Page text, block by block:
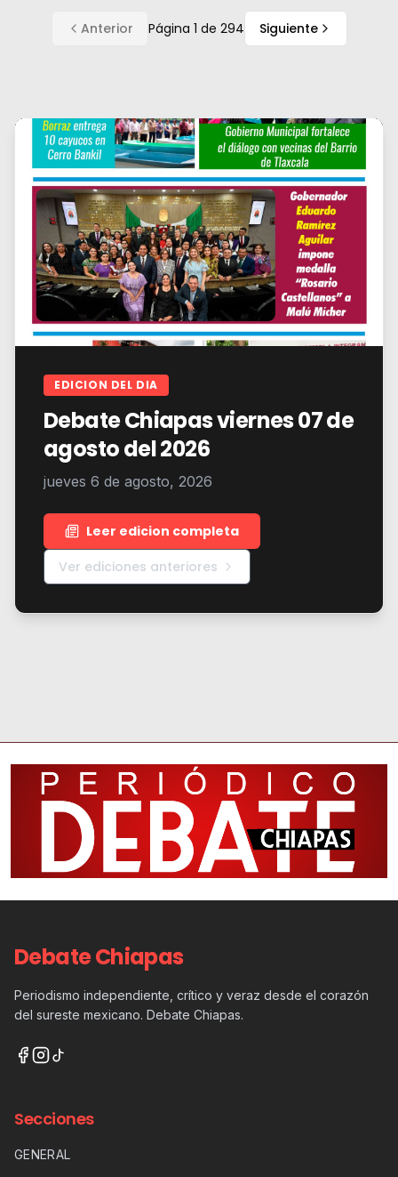
Anterior Página 1 de 294 Siguiente
EDICION DEL DIA
Debate Chiapas viernes 07 de
agosto del 2026
jueves 6 de agosto, 2026
Leer edicion completa
Ver ediciones anteriores
Debate Chiapas
Periodismo independiente, crítico y veraz desde el corazón
del sureste mexicano. Debate Chiapas.
Secciones
GENERAL